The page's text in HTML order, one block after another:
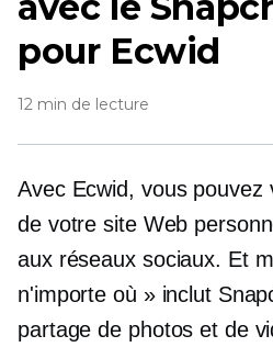
pour Ecwid
12 min de lecture
Avec Ecwid, vous pouvez
de votre site Web
aux réseaux sociaux. Et
n'importe où » inclut
partage de photos et de